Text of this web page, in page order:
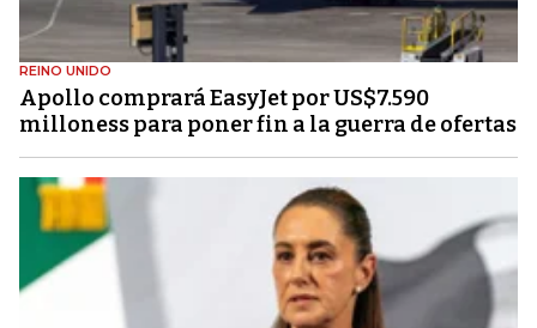
REINO UNIDO
Apollo comprará EasyJet por US$7.590
milloness para poner fin a la guerra de ofertas